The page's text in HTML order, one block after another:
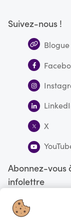
Suivez-nous !
X
Abonnez-vous
infolettre